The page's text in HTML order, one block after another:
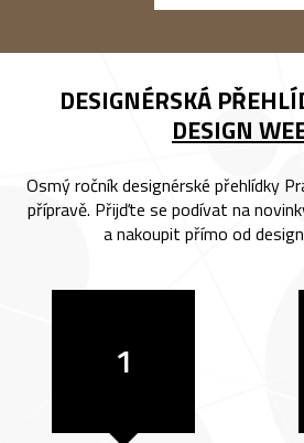
DESIGNÉRSKÁ
DESIGN
Osmý ročník designérské přehlídky
přípravě. Přijďte se podívat na
a nakoupit přímo od
1